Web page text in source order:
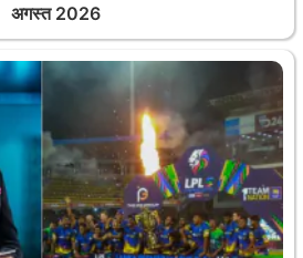
अगस्त 2026